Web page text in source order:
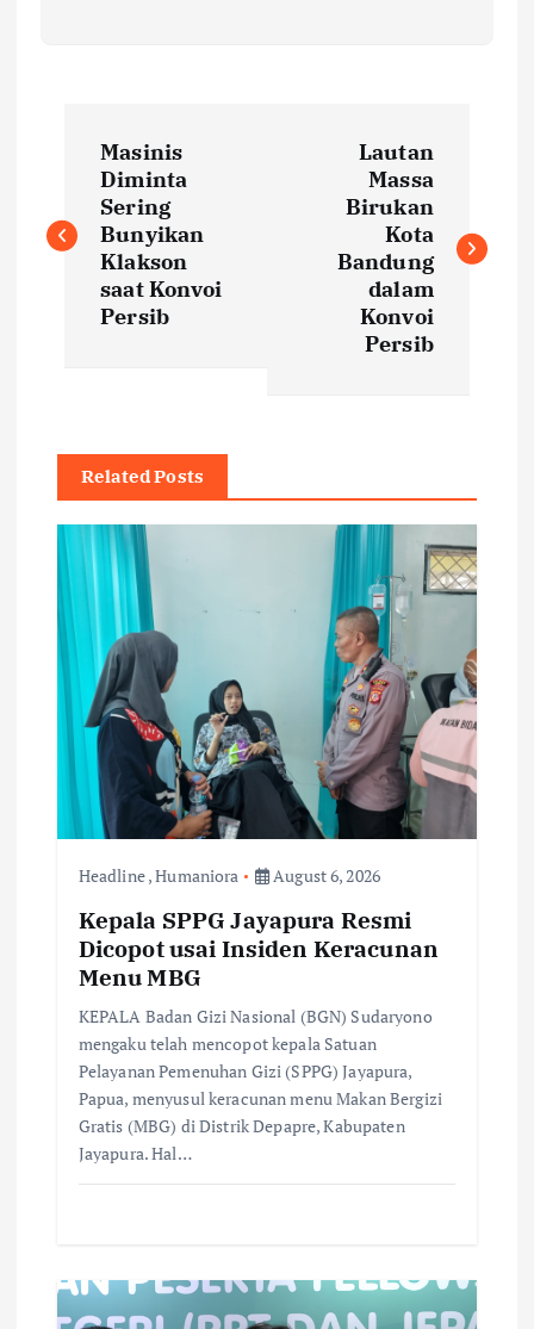
s
g
a
o
Masinis
Diminta
Sering
Bunyikan
Klakson
saat Konvoi
Persib
Lautan
Massa
Birukan
Kota
Bandung
dalam
Konvoi
Persib
Related Posts
Headline,Humaniora August 6, 2026
Kepala SPPG Jayapura Resmi
Dicopot usai Insiden Keracunan
Menu MBG
KEPALA Badan Gizi Nasional (BGN) Sudaryono
mengaku telah mencopot kepala Satuan
Pelayanan Pemenuhan Gizi (SPPG) Jayapura,
Papua, menyusul keracunan menu Makan Bergizi
Gratis (MBG) di Distrik Depapre, Kabupaten
Jayapura. Hal…